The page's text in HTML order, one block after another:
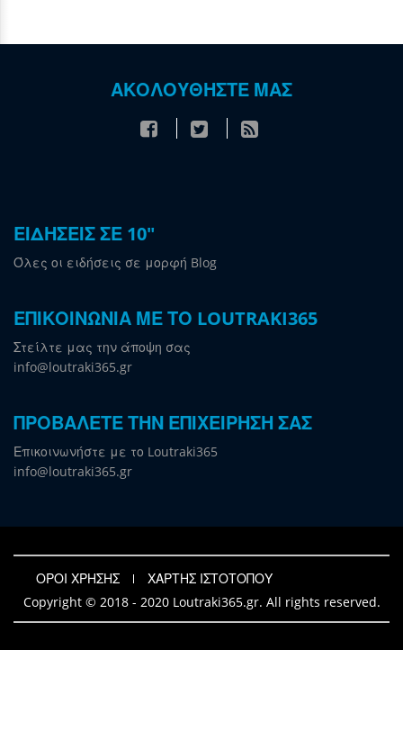
ΑΚΟΛΟΥΘΗΣΤΕ ΜΑΣ
ΕΙΔΗΣΕΙΣ ΣΕ 10"
Όλες οι ειδήσεις σε μορφή Blog
ΕΠΙΚΟΙΝΩΝΙΑ ΜΕ ΤΟ LOUTRAKI365
Στείλτε μας την άποψη σας
info@loutraki365.gr
ΠΡΟΒΑΛΕΤΕ ΤΗΝ ΕΠΙΧΕΙΡΗΣΗ ΣΑΣ
Επικοινωνήστε με το Loutraki365
info@loutraki365.gr
ΟΡΟΙ ΧΡΗΣΗΣ
ΧΑΡΤΗΣ ΙΣΤΟΤΟΠΟΥ
Copyright © 2018 - 2020 Loutraki365.gr. All rights reserved.